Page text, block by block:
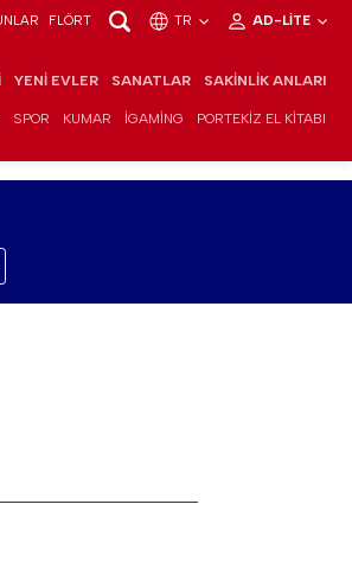
FLÖRT TR AD-LITE
YENI EVLER SANATLAR SAKINLIK ANLARI
SPOR KUMAR IGAMING PORTEKIZ EL KITABI